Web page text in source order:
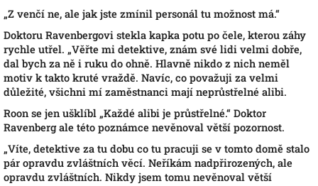
„Z venčí ne, ale jak jste zmínil personál tu možnost má.“
Doktoru Ravenbergovi stekla kapka potu po čele, kterou záhy
rychle utřel. „Věřte mi detektive, znám své lidi velmi dobře,
dal bych za ně i ruku do ohně. Hlavně nikdo z nich neměl
motiv k takto kruté vraždě. Navíc, co považuji za velmi
důležité, všichni mí zaměstnanci mají neprůstřelné alibi.
Roon se jen ušklíbl „Každé alibi je průstřelné.“ Doktor
Ravenberg ale této poznámce nevěnoval větší pozornost.
„Víte, detektive za tu dobu co tu pracuji se v tomto domě stalo
pár opravdu zvláštních věcí. Neříkám nadpřirozených, ale
opravdu zvláštních. Nikdy jsem tomu nevěnoval větší